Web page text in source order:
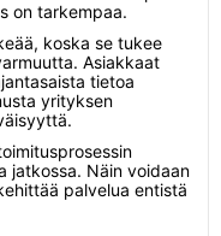
on tarkempaa.
koska se tukee
Asiakkaat
tietoa
yrityksen
jatkossa. Näin voidaan
palvelua entistä